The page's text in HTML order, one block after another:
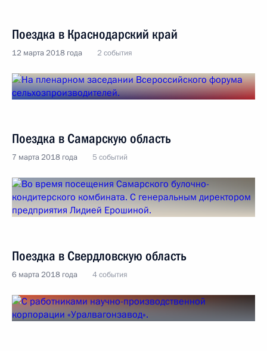
Поездка в Краснодарский край
12 марта 2018 года 2 события
Поездка в Самарскую область
7 марта 2018 года 5 событий
Поездка в Свердловскую область
6 марта 2018 года 4 события